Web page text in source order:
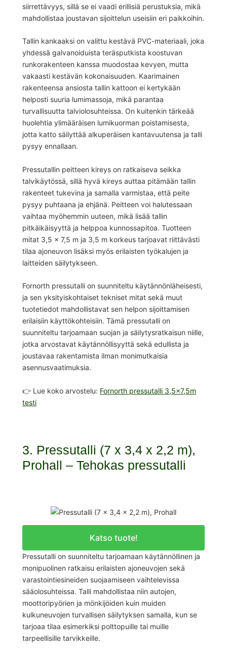
siirrettävyys, sillä se ei vaadi erillisiä perustuksia, mikä
mahdollistaa joustavan sijoittelun useisiin eri paikkoihin.
Tallin kankaaksi on valittu kestävä PVC-materiaali, joka
yhdessä galvanoiduista teräsputkista koostuvan
runkorakenteen kanssa muodostaa kevyen, mutta
vakaasti kestävän kokonaisuuden. Kaarimainen
rakenteensa ansiosta tallin kattoon ei kertykään
helposti suuria lumimassoja, mikä parantaa
turvallisuutta talviolosuhteissa. On kuitenkin tärkeää
huolehtia ylimääräisen lumikuorman poistamisesta,
jotta katto säilyttää alkuperäisen kantavuutensa ja talli
pysyy ennallaan.
Pressutallin peitteen kireys on ratkaiseva seikka
talvikäytössä, sillä hyvä kireys auttaa pitämään tallin
rakenteet tukevina ja samalla varmistaa, että peite
pysyy puhtaana ja ehjänä. Peitteen voi halutessaan
vaihtaa myöhemmin uuteen, mikä lisää tallin
pitkäikäisyyttä ja helppoa kunnossapitoa. Tuotteen
mitat 3,5 x 7,5 m ja 3,5 m korkeus tarjoavat riittävästi
tilaa ajoneuvon lisäksi myös erilaisten työkalujen ja
laitteiden säilytykseen.
Fornorth pressutalli on suunniteltu käytännönläheisesti,
ja sen yksityiskohtaiset tekniset mitat sekä muut
tuotetiedot mahdollistavat sen helpon sijoittamisen
erilaisiin käyttökohteisiin. Tämä pressutalli on
suunniteltu tarjoamaan suojan ja säilytysratkaisun niille,
jotka arvostavat käytännöllisyyttä sekä edullista ja
joustavaa rakentamista ilman monimutkaisia
asennusvaatimuksia.
👉 Lue koko arvostelu: Fornorth pressutalli 3,5×7,5m
testi
3. Pressutalli (7 x 3,4 x 2,2 m),
Prohall – Tehokas pressutalli
Katso tuote!
Pressutalli on suunniteltu tarjoamaan käytännöllinen ja
monipuolinen ratkaisu erilaisten ajoneuvojen sekä
varastointiesineiden suojaamiseen vaihtelevissa
sääolosuhteissa. Talli mahdollistaa niin autojen,
moottoripyörien ja mönkijöiden kuin muiden
kulkuneuvojen turvallisen säilytyksen samalla, kun se
tarjoaa tilaa esimerkiksi polttopuille tai muille
tarpeellisille tarvikkeille.